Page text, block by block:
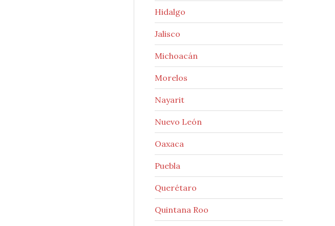
Hidalgo
Jalisco
Michoacán
Morelos
Nayarit
Nuevo León
Oaxaca
Puebla
Querétaro
Quintana Roo